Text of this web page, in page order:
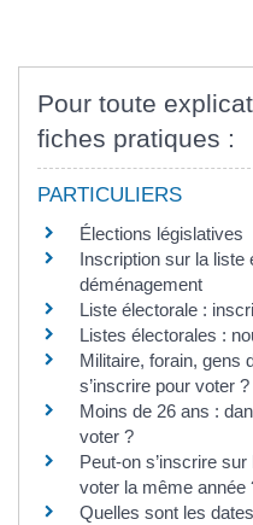
Pour toute
fiches pratiques :
PARTICULIERS
Élections législatives
Inscription sur la liste
déménagement
Liste électorale :
Listes électorales :
Militaire, forain, gens
s’inscrire pour voter ?
Moins de 26 ans :
voter ?
Peut-on s’inscrire
voter la même année
Quelles sont les